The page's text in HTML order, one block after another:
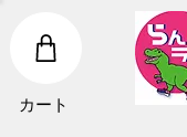
​カート